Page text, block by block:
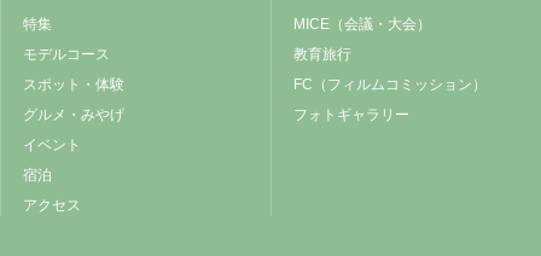
特集
モデルコース
スポット・体験
グルメ・みやげ
イベント
宿泊
アクセス
MICE（会議・大会）
教育旅行
FC（フィルムコミッション）
フォトギャラリー